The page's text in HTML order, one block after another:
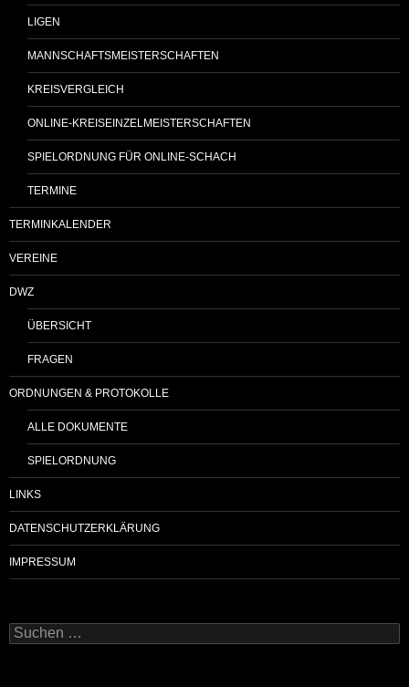
LIGEN
MANNSCHAFTSMEISTERSCHAFTEN
KREISVERGLEICH
ONLINE-KREISEINZELMEISTERSCHAFTEN
SPIELORDNUNG FÜR ONLINE-SCHACH
TERMINE
TERMINKALENDER
VEREINE
DWZ
ÜBERSICHT
FRAGEN
ORDNUNGEN & PROTOKOLLE
ALLE DOKUMENTE
SPIELORDNUNG
LINKS
DATENSCHUTZERKLÄRUNG
IMPRESSUM
Suchen
nach: